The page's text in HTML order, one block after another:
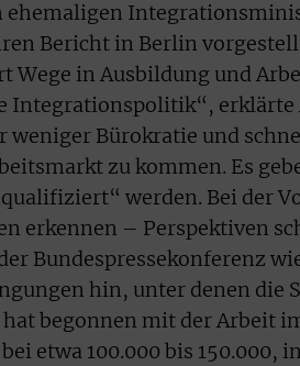
ehemaligen
Bericht in Berlin
Wege in Ausbildung und
Integrationspolitik“, erklärte
weniger Bürokratie und
zu kommen. Es
werden. Bei der
erkennen – Perspektiven
Bundespressekonferenz
hin, unter denen die
begonnen mit der Arbeit
etwa 100.000 bis 150.000,